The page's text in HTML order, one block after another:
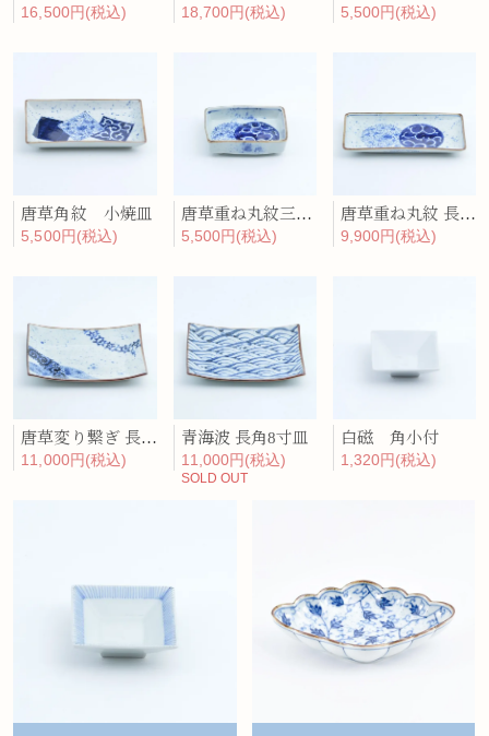
16,500円(税込) 18,700円(税込) 5,500円(税込)
唐草角紋 小焼皿
5,500円(税込)
唐草重ね丸紋三つ足 長角取皿
5,500円(税込)
唐草重ね丸紋 長角焼皿
9,900円(税込)
唐草変り繋ぎ 長角8寸皿
11,000円(税込)
青海波 長角8寸皿
11,000円(税込)
SOLD OUT
白磁 角小付
1,320円(税込)